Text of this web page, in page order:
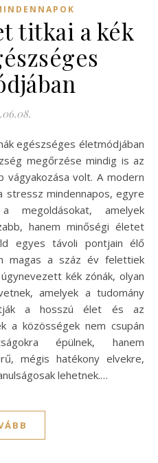
titkai a kék
megőrzése mindig is az
vágyakozása volt. A modern
stressz mindennapos, egyre
megoldásokat, amelyek
hanem minőségi életet
egyes távoli pontjain élő
magas a száz év felettiek
kék zónák, olyan
amelyek a tudomány
a hosszú élet és az
a közösségek nem csupán
épülnek, hanem
mégis hatékony elvekre,
lehetnek.…